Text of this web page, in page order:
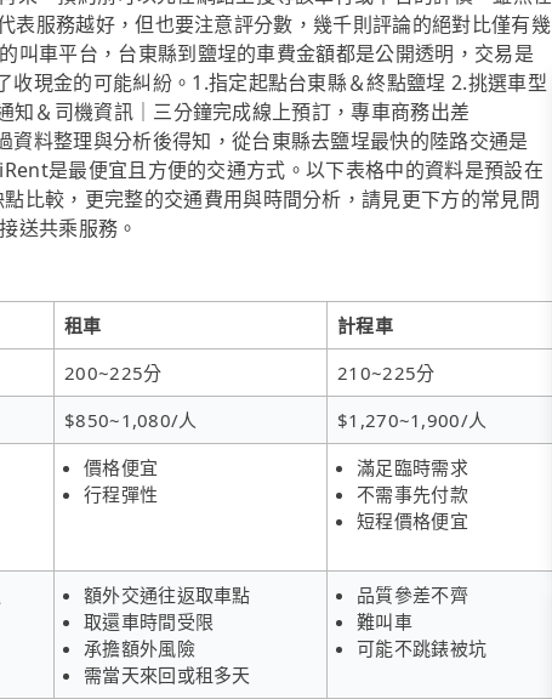
服務越好，但也要注意評分數，幾千則評論的絕對比僅有幾
車平台，台東縣到鹽埕的車費金額都是公開透明，交易是
現金的可能糾紛。1.指定起點台東縣＆終點鹽埕 2.挑選車型
＆司機資訊｜三分鐘完成線上預訂，專車商務出差
料整理與分析後得知，從台東縣去鹽埕最快的陸路交通是
是最便宜且方便的交通方式。以下表格中的資料是預設在
比較，更完整的交通費用與時間分析，請見更下方的常見問
送共乘服務。
租車
計程車
200~225分
210~225分
$850~1,080/人
$1,270~1,900/人
價格便宜
行程彈性
滿足臨時需求
不需事先付款
短程價格便宜
額外交通往返取車點
取還車時間受限
承擔額外風險
需當天來回或租多天
品質參差不齊
難叫車
可能不跳錶被坑